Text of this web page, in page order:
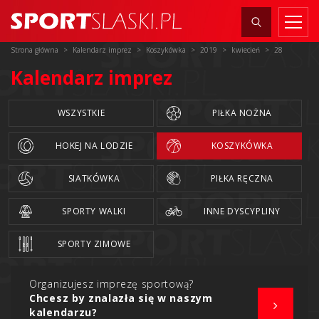
Strona główna Kalendarz imprez Koszykówka 2019 kwiecień 28
Kalendarz imprez
WSZYSTKIE PIŁKA NOŻNA
HOKEJ NA LODZIE KOSZYKÓWKA
SIATKÓWKA PIŁKA RĘCZNA
SPORTY WALKI INNE DYSCYPLINY
SPORTY ZIMOWE
Organizujesz imprezę sportową?
Chcesz by znalazła się w naszym
kalendarzu?